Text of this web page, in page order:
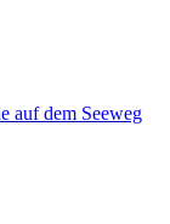
auf dem Seeweg